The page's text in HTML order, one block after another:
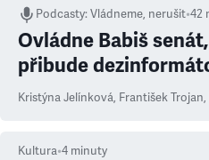
Podcasty:Vládneme, nerušit•42
Ovládne Babiš
přibude
Kristýna Jelínková, František Trojan,
Kultura•4 minuty